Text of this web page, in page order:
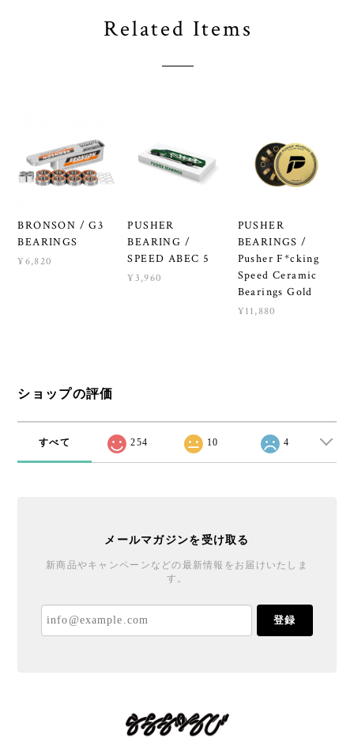
Related Items
BRONSON / G3
BEARINGS
¥6,820
PUSHER
BEARING /
SPEED ABEC 5
¥3,960
PUSHER
BEARINGS /
Pusher F*cking
Speed Ceramic
Bearings Gold
¥11,880
ショップの評価
すべて 254 10 4
メールマガジンを受け取る
新商品やキャンペーンなどの最新情報をお届けいたしま
す。
登録